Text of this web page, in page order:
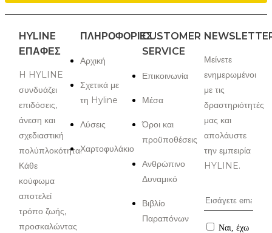
HYLINE
ΕΠΑΦΈΣ
H HYLINE
συνδυάζει
επιδόσεις,
άνεση και
σχεδιαστική
πολύπλοκότητα:
Κάθε
κούφωμα
αποτελεί
τρόπο ζωής,
προσκαλώντας
ΠΛΗΡΟΦΟΡΙΕΣ
Αρχική
Σχετικά με
τη Hyline
Λύσεις
Χαρτοφυλάκιο
CUSTOMER
SERVICE
Επικοινωνία
Μέσα
Όροι και
προϋποθέσεις
Ανθρώπινο
Δυναμικό
Βιβλίο
Παραπόνων
Μείνετε
ενημερωμένοι
με τις
δραστηριότητές
μας και
απολάυστε
την εμπειρία
HYLINE.
Ναι, έχω